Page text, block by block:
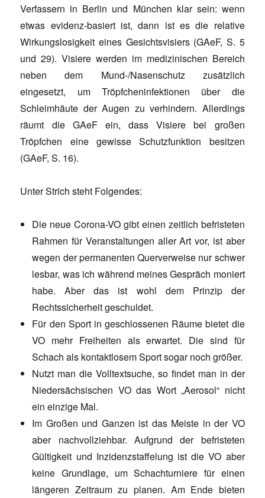
Verfassern in Berlin und München klar sein: wenn
etwas evidenz-basiert ist, dann ist es die relative
Wirkungslosigkeit eines Gesichtsvisiers (GAeF, S. 5
und 29). Visiere werden im medizinischen Bereich
neben dem Mund-/Nasenschutz zusätzlich
eingesetzt, um Tröpfcheninfektionen über die
Schleimhäute der Augen zu verhindern. Allerdings
räumt die GAeF ein, dass Visiere bei großen
Tröpfchen eine gewisse Schutzfunktion besitzen
(GAeF, S. 16).
Unter Strich steht Folgendes:
Die neue Corona-VO gibt einen zeitlich befristeten
Rahmen für Veranstaltungen aller Art vor, ist aber
wegen der permanenten Querverweise nur schwer
lesbar, was ich während meines Gespräch moniert
habe. Aber das ist wohl dem Prinzip der
Rechtssicherheit geschuldet.
Für den Sport in geschlossenen Räume bietet die
VO mehr Freiheiten als erwartet. Die sind für
Schach als kontaktlosem Sport sogar noch größer.
Nutzt man die Volltextsuche, so findet man in der
Niedersächsischen VO das Wort „Aerosol“ nicht
ein einzige Mal.
Im Großen und Ganzen ist das Meiste in der VO
aber nachvollziehbar. Aufgrund der befristeten
Gültigkeit und Inzidenzstaffelung ist die VO aber
keine Grundlage, um Schachturniere für einen
längeren Zeitraum zu planen. Am Ende bieten